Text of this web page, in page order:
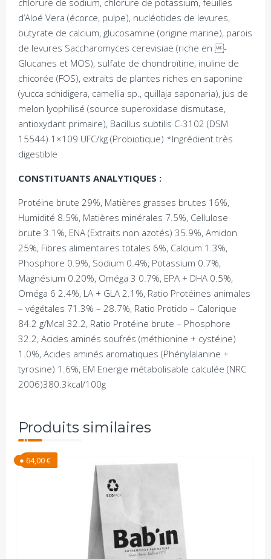
d’Aloé Vera (écorce, pulpe), nucléotides de levures,
butyrate de calcium, glucosamine (origine marine), parois
de levures Saccharomyces cerevisiae (riche en -
Glucanes et MOS), sulfate de chondroïtine, inuline de
chicorée (FOS), extraits de plantes riches en saponine
(yucca schidigera, camellia sp., quillaja saponaria), jus de
melon lyophilisé (source superoxidase dismutase,
antioxydant primaire), Bacillus subtilis C-3102 (DSM
15544) 1×109 UFC/kg (Probiotique) *Ingrédient très
digestible
CONSTITUANTS ANALYTIQUES :
Protéine brute 29%, Matières grasses brutes 16%,
Humidité 8.5%, Matières minérales 7.5%, Cellulose
brute 3.1%, ENA (Extraits non azotés) 35.9%, Amidon
25%, Fibres alimentaires totales 6%, Calcium 1.3%,
Phosphore 0.9%, Sodium 0.4%, Potassium 0.7%,
Magnésium 0.20%, Oméga 3 0.7%, EPA + DHA 0.5%,
Oméga 6 2.4%, LA + GLA 2.1%, Ratio Protéines animales
– végétales 71.3% – 28.7%, Ratio Protido – Calorique
84.2 g/Mcal 32.2, Ratio Protéine brute – Phosphore
32.2, Acides aminés soufrés (méthionine + cystéine)
1.0%, Acides aminés aromatiques (Phénylalanine +
tyrosine) 1.6%, EM Energie métabolisable calculée (NRC
2006)380.3kcal/100g
Produits similaires
64,00€